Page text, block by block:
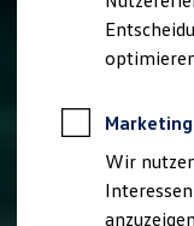
Software,
VW
VW
VW
VW
Marketing
Wir